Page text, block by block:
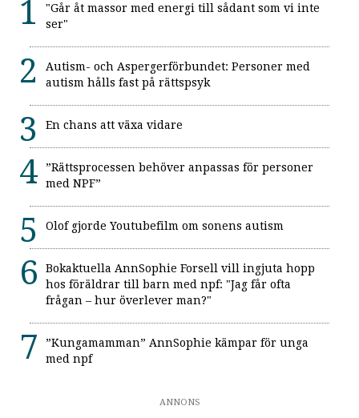
"Går åt massor med energi till sådant som vi inte
ser"
Autism- och Aspergerförbundet: Personer med
autism hålls fast på rättspsyk
En chans att växa vidare
”Rättsprocessen behöver anpassas för personer
med NPF”
Olof gjorde Youtubefilm om sonens autism
Bokaktuella AnnSophie Forsell vill ingjuta hopp
hos föräldrar till barn med npf: "Jag får ofta
frågan – hur överlever man?"
”Kungamamman” AnnSophie kämpar för unga
med npf
ANNONS